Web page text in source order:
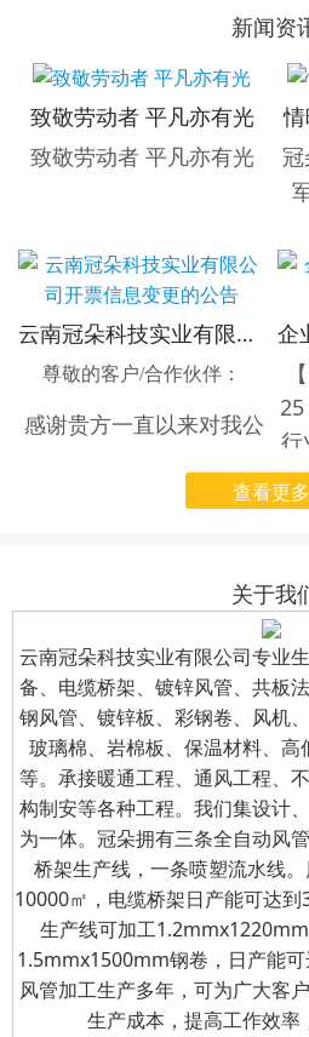
新闻资
致敬劳动者 平凡亦有光
致敬劳动者 平凡亦有光
冠
为
光
的
南
月
司
公
诚
云南冠朵科技实业有限公司开票信息变更的公告
尊敬的客户/合作伙伴：
感谢贵方一直以来对我公
为适应公司业务发展需
贸有限公司）名称已变
更，开票信息已进行变
更；自2025年7月31日
起，所有向我公司支付的
款项及索取发票，请使用
新的开票信息。
行
有
起
查看更多
关于我
云南冠朵科技实业有限公司专业
备、电缆桥架、镀锌风管、共板
钢风管、镀锌板、彩钢卷、风机
玻璃棉、岩棉板、保温材料、
等。承接暖通工程、通风工程、
构制安等各种工程。我们集设计
为一体。冠朵拥有三条全自动风
桥架生产线，一条喷塑流水线
10000㎡，电缆桥架日产能可达
生产线可加工
1.5mmx1500mm钢卷，日产能
风管加工生产多年，可为广大客
生产成本，提高工作效率